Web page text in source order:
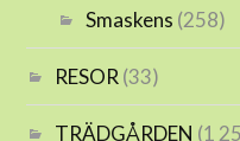
Smaskens (258)
RESOR (33)
TRÄDGÅRDEN (1